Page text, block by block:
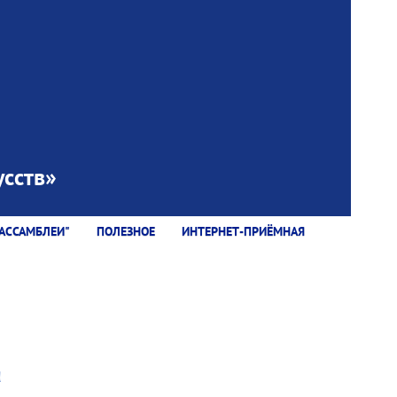
ПОЛЕЗНОЕ ИНТЕРНЕТ-ПРИЁМНАЯ